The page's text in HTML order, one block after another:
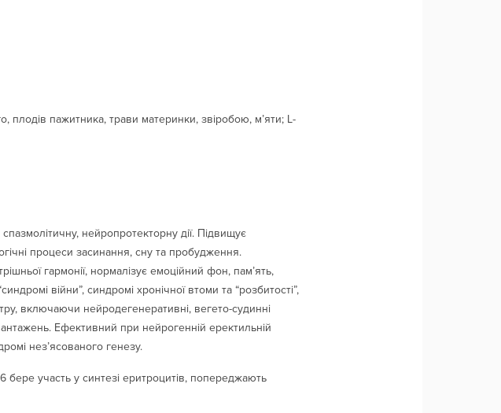
плодів пажитника, трави материнки, звіробою, м’яти; L-
нейропротекторну дії. Підвищує
процеси засинання, сну та пробудження.
гармонії, нормалізує емоційний фон, пам’ять,
війни”, синдромі хронічної втоми та “розбитості”,
включаючи нейродегенеративні, вегето-судинні
Ефективний при нейрогенній еректильній
нез’ясованого генезу.
бере участь у синтезі еритроцитів, попереджають